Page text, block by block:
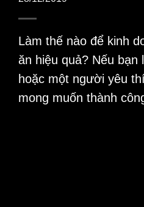
Làm thế nào để kinh
ăn hiệu quả? Nếu bạn
hoặc một người yêu
mong muốn thành